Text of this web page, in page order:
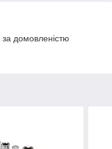
домовленістю